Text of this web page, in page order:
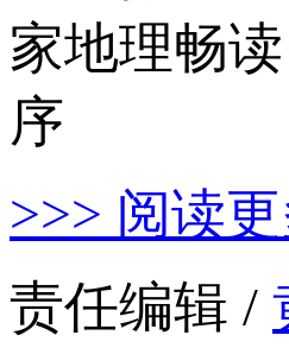
>>> 阅读
责任编辑 /